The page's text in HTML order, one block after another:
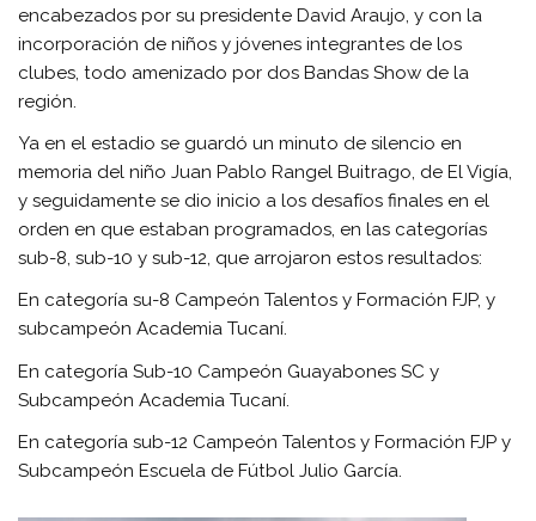
encabezados por su presidente David Araujo, y con la
incorporación de niños y jóvenes integrantes de los
clubes, todo amenizado por dos Bandas Show de la
región.
Ya en el estadio se guardó un minuto de silencio en
memoria del niño Juan Pablo Rangel Buitrago, de El Vigía,
y seguidamente se dio inicio a los desafíos finales en el
orden en que estaban programados, en las categorías
sub-8, sub-10 y sub-12, que arrojaron estos resultados:
En categoría su-8 Campeón Talentos y Formación FJP, y
subcampeón Academia Tucaní.
En categoría Sub-10 Campeón Guayabones SC y
Subcampeón Academia Tucaní.
En categoría sub-12 Campeón Talentos y Formación FJP y
Subcampeón Escuela de Fútbol Julio García.